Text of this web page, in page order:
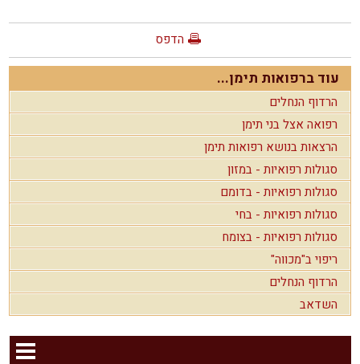
הדפס
עוד ברפואות תימן...
הרדוף הנחלים
רפואה אצל בני תימן
הרצאות בנושא רפואות תימן
סגולות רפואיות - במזון
סגולות רפואיות - בדומם
סגולות רפואיות - בחי
סגולות רפואיות - בצומח
ריפוי ב"מכווה"
הרדוף הנחלים
השדאב